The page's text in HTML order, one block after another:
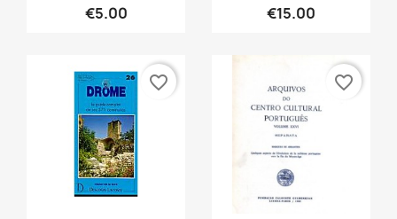
€5.00 €15.00
favorite_border favorite_border